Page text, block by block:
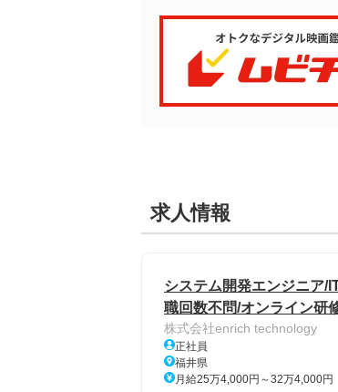
求人情報
システム開発エンジニア/
職回数不問/オンライン研
株式会社enrich technology
正社員
福井県
月給25万4,000円～32万4,000円